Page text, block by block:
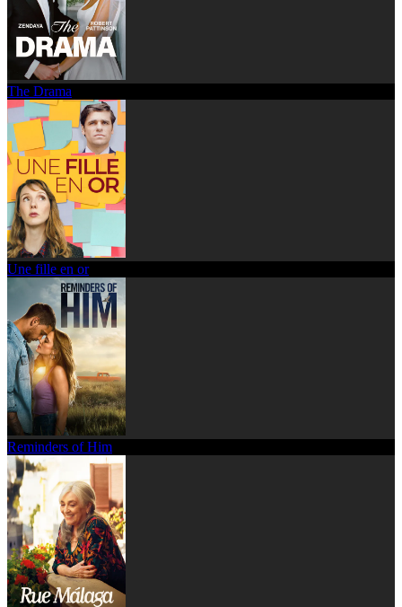
The Drama
Une fille en or
Reminders of Him